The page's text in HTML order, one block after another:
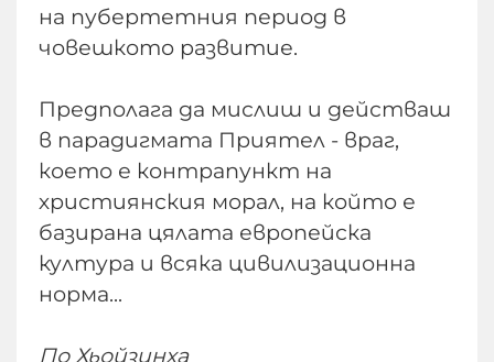
на пубертетния период в
човешкото развитие.
Предполага да мислиш и действаш
в парадигмата Приятел - враг,
което е контрапункт на
християнския морал, на който е
базирана цялата европейска
култура и всяка цивилизационна
норма...
По Хьойзинха